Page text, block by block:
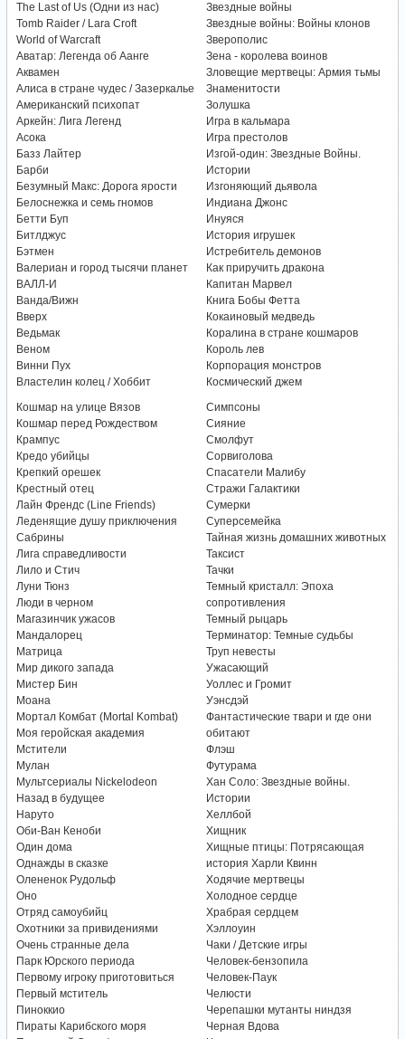
The Last of Us (Одни из нас)
Tomb Raider / Lara Croft
World of Warcraft
Аватар: Легенда об Аанге
Аквамен
Алиса в стране чудес / Зазеркалье
Американский психопат
Аркейн: Лига Легенд
Асока
Базз Лайтер
Барби
Безумный Макс: Дорога ярости
Белоснежка и семь гномов
Бетти Буп
Битлджус
Бэтмен
Валериан и город тысячи планет
ВАЛЛ-И
Ванда/Вижн
Вверх
Ведьмак
Веном
Винни Пух
Властелин колец / Хоббит
Звездные войны
Звездные войны: Войны клонов
Зверополис
Зена - королева воинов
Зловещие мертвецы: Армия тьмы
Знаменитости
Золушка
Игра в кальмара
Игра престолов
Изгой-один: Звездные Войны.
Истории
Изгоняющий дьявола
Индиана Джонс
Инуяся
История игрушек
Истребитель демонов
Как приручить дракона
Капитан Марвел
Книга Бобы Фетта
Кокаиновый медведь
Коралина в стране кошмаров
Король лев
Корпорация монстров
Космический джем
Кошмар на улице Вязов
Кошмар перед Рождеством
Крампус
Кредо убийцы
Крепкий орешек
Крестный отец
Лайн Френдс (Line Friends)
Леденящие душу приключения
Сабрины
Лига справедливости
Лило и Стич
Луни Тюнз
Люди в черном
Магазинчик ужасов
Мандалорец
Матрица
Мир дикого запада
Мистер Бин
Моана
Мортал Комбат (Mortal Kombat)
Моя геройская академия
Мстители
Мулан
Мультсериалы Nickelodeon
Назад в будущее
Наруто
Оби-Ван Кеноби
Один дома
Однажды в сказке
Олененок Рудольф
Оно
Отряд самоубийц
Охотники за привидениями
Очень странные дела
Парк Юрского периода
Первому игроку приготовиться
Первый мститель
Пиноккио
Пираты Карибского моря
Симпсоны
Сияние
Смолфут
Сорвиголова
Спасатели Малибу
Стражи Галактики
Сумерки
Суперсемейка
Тайная жизнь домашних животных
Таксист
Тачки
Темный кристалл: Эпоха
сопротивления
Темный рыцарь
Терминатор: Темные судьбы
Труп невесты
Ужасающий
Уоллес и Громит
Уэнсдэй
Фантастические твари и где они
обитают
Флэш
Футурама
Хан Соло: Звездные войны.
Истории
Хеллбой
Хищник
Хищные птицы: Потрясающая
история Харли Квинн
Ходячие мертвецы
Холодное сердце
Храбрая сердцем
Хэллоуин
Чаки / Детские игры
Человек-бензопила
Человек-Паук
Челюсти
Черепашки мутанты ниндзя
Черная Вдова